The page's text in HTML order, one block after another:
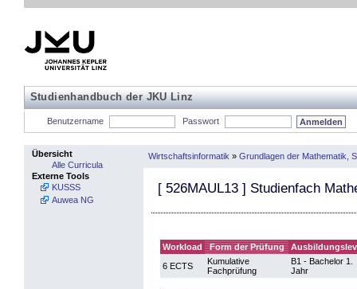
Studienhandbuch der JKU Linz
Benutzername Passwort
Übersicht
Alle Curricula
Externe Tools
KUSSS
Auwea NG
Wirtschaftsinformatik » Grundlagen der Mathematik,
[ 526MAUL13 ] Studienfach
Workload Form der Prüfung
6 ECTS
Kumulative
Fachprüfung
B1 - Bachelor 1.
Jahr